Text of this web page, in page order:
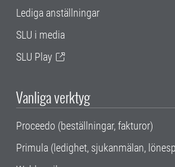
Lediga anställningar
SLU i media
SLU Play
Vanliga verktyg
Proceedo (beställningar, fakturor)
Primula (ledighet, sjukanmälan,